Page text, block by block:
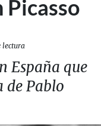
Picasso
lectura
España que
de Pablo